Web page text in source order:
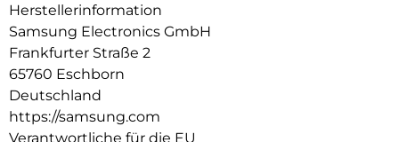
Herstellerinformation
Samsung Electronics GmbH
Frankfurter Straße 2
65760 Eschborn
Deutschland
https://samsung.com
Verantwortliche für die EU